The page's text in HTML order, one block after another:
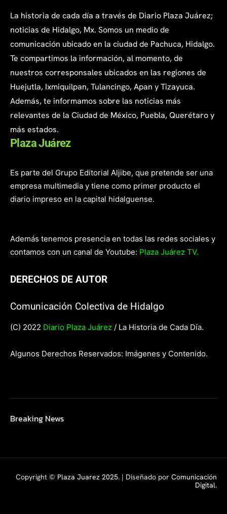
La historia de cada día a través de Diario Plaza Juárez;
noticias de Hidalgo, Mx. Somos un medio de
comunicación ubicado en la ciudad de Pachuca, Hidalgo.
Te compartimos la información, al momento, de
nuestros corresponsales ubicados en las regiones de
Huejutla, Ixmiquilpan, Tulancingo, Apan y Tizayuca.
Además, te informamos sobre las noticias más
relevantes de la Ciudad de México, Puebla, Querétaro y
más estados.
Plaza Juárez
Es parte del Grupo Editorial Aljibe, que pretende ser una
empresa multimedia y tiene como primer producto el
diario impreso en la capital hidalguense.
Además tenemos presencia en todas las redes sociales y
contamos con un canal de Youtube: Plaza Juárez TV.
DERECHOS DE AUTOR
Comunicación Colectiva de Hidalgo
(C) 2022 Diario Plaza Juárez / La Historia de Cada Día.
Algunos Derechos Reservados: Imágenes y Contenido.
Breaking News
Copyright © Plaza Juarez 2025. | Diseñado por Comunicación
Digital.